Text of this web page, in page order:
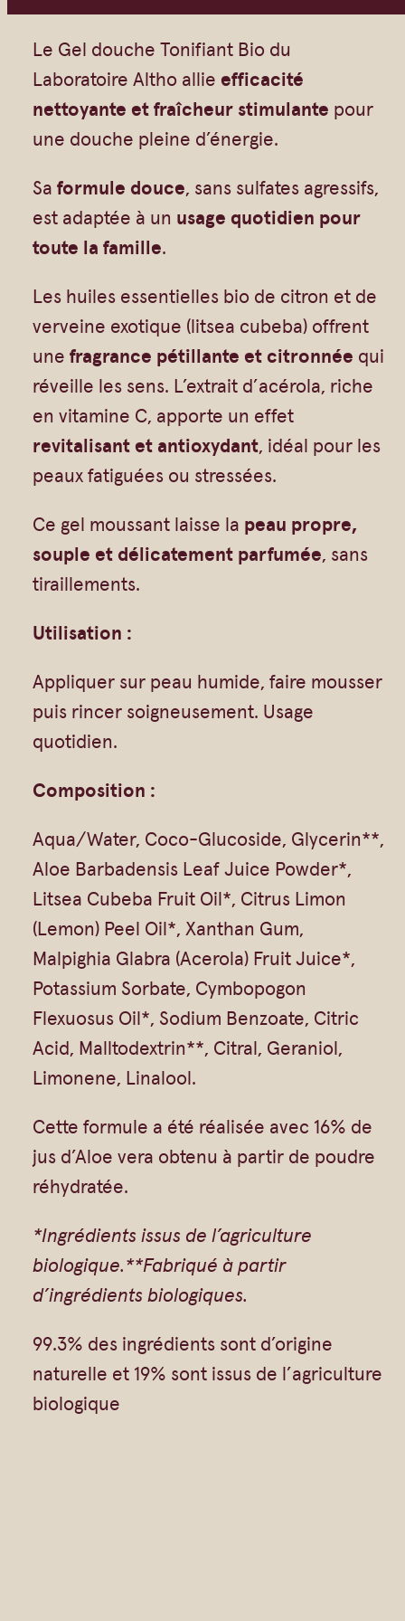
Vrac
Authentiques
Savons moulés
Beurre de Karité
Végétales
Barres détachantes
Savon Noir
Savons sur corde
Crèmes visages
Eaux florales
Exfoliants
Gommages
Huiles à massage
Hydratants
Savons en barre
Huiles
Savons sur corde
Gommages
Savons en barre
Huiles
Shampoings
Livres
Le Gel douche Tonifiant Bio du
Laboratoire Altho allie efficacité
nettoyante et fraîcheur stimulante pour
une douche pleine d’énergie.
Saformule douce, sans sulfates agressifs,
est adaptée à un usage quotidien pour
toute la famille.
Les huiles essentielles bio de citron et de
verveine exotique (litsea cubeba) offrent
unefragrance pétillante et citronnée qui
réveille les sens. L’extrait d’acérola, riche
en vitamine C, apporte un effet
revitalisant et antioxydant, idéal pour les
peaux fatiguées ou stressées.
Ce gel moussant laisse la peau propre,
souple et délicatement parfumée, sans
tiraillements.
Utilisation :
Appliquer sur peau humide, faire mousser
puis rincer soigneusement. Usage
quotidien.
Composition :
Aqua/Water, Coco-Glucoside, Glycerin**,
Aloe Barbadensis Leaf Juice Powder*,
Litsea Cubeba Fruit Oil*, Citrus Limon
(Lemon) Peel Oil*, Xanthan Gum,
Malpighia Glabra (Acerola) Fruit Juice*,
Potassium Sorbate, Cymbopogon
Flexuosus Oil*, Sodium Benzoate, Citric
Acid, Malltodextrin**, Citral, Geraniol,
Limonene, Linalool.
Cette formule a été réalisée avec 16% de
jus d’Aloe vera obtenu à partir de poudre
réhydratée.
*Ingrédients issus de l’agriculture
biologique.**Fabriqué à partir
d’ingrédients biologiques.
99.3% des ingrédients sont d’origine
naturelle et 19% sont issus de l’agriculture
biologique
a
n
t
i
t
d
e
G
l
d
o
u
c
h
e
T
o
n
f
a
B
o
–
C
i
t
r
o
n
,
V
e
r
e
i
n
e
x
o